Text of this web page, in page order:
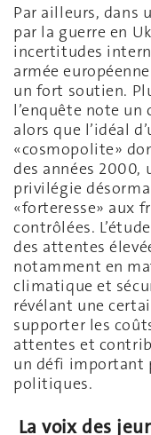
Par ailleurs, dans
par la guerre en
incertitudes
armée
un fort soutien.
l’enquête note
alors que l’idéal
«cosmopolite»
des années
privilégie
«forteresse» aux
contrôlées.
des attentes
notamment en
climatique et
révélant une
supporter les
attentes et
un défi important
politiques.
La voix des